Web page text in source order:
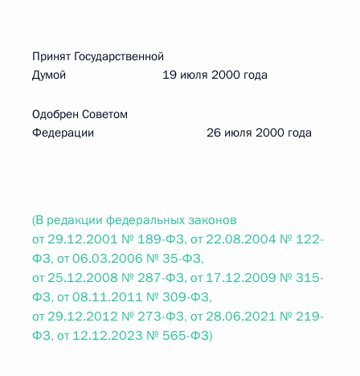
Принят Государственной
Думой 19 июля 2000 года
Одобрен Советом
Федерации 26 июля 2000 года
(В редакции федеральных законов
от 29.12.2001 № 189-ФЗ, от 22.08.2004 № 122-
ФЗ, от 06.03.2006 № 35-ФЗ,
от 25.12.2008 № 287-ФЗ, от 17.12.2009 № 315-
ФЗ, от 08.11.2011 № 309-ФЗ,
от 29.12.2012 № 273-ФЗ, от 28.06.2021 № 219-
ФЗ, от 12.12.2023 № 565-ФЗ)